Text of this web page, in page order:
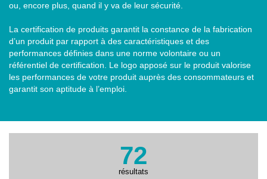
ou, encore plus, quand il y va de leur sécurité.
La certification de produits garantit la constance de la fabrication
d’un produit par rapport à des caractéristiques et des
performances définies dans une norme volontaire ou un
référentiel de certification. Le logo apposé sur le produit valorise
les performances de votre produit auprès des consommateurs et
garantit son aptitude à l’emploi.
72
résultats